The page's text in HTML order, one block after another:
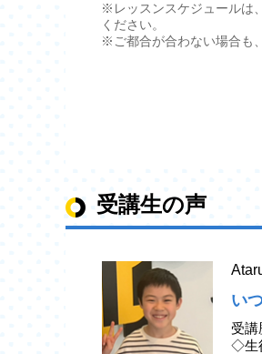
※レッスンスケジュールは
ください。
※ご都合が合わない場合も
受講生の声
い
受講
◇生